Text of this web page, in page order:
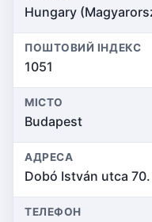
Hungary
ПОШТОВИЙ ІНДЕКС
1051
МІСТО
Budapest
АДРЕСА
Dobó István utca 70.
ТЕЛЕФОН